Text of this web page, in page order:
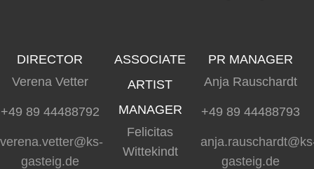
DIRECTOR
Verena Vetter
+49 89 44488792
verena.vetter@ks-
gasteig.de
ASSOCIATE
ARTIST
MANAGER
Felicitas
Wittekindt
PR MANAGER
Anja Rauschardt
+49 89 44488793
gasteig.de